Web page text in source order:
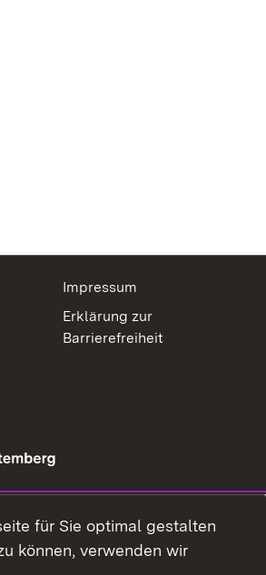
Impressum
Erklärung zur
Barrierefreiheit
für Sie optimal gestalten
können, verwenden wir